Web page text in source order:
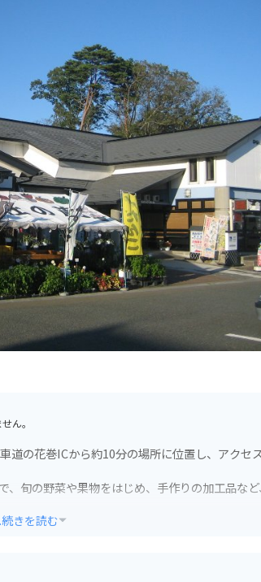
ん。
の花巻ICから約10分の場所に位置し、アクセス
旬の野菜や果物をはじめ、手作りの加工品な
で安心です。周辺には、宮沢賢治童話村や花巻
続きを読む